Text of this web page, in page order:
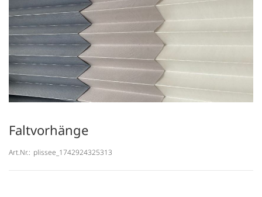
Faltvorhänge
Art.Nr.: plissee_1742924325313